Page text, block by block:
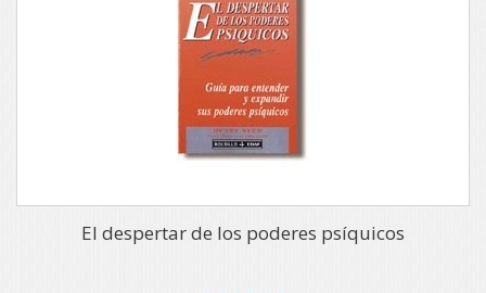
El despertar de los poderes psíquicos